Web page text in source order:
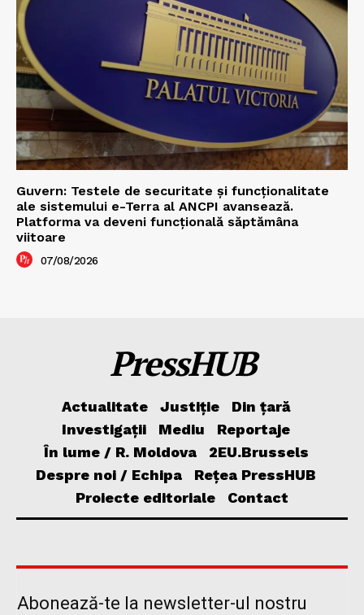
Guvern: Testele de securitate și funcționalitate
ale sistemului e-Terra al ANCPI avansează.
Platforma va deveni funcțională săptămâna
viitoare
07/08/2026
PressHUB
Actualitate Justiție
Din țară
Investigații
Mediu
Reportaje
În lume / R. Moldova
2EU.Brussels
Despre noi / Echipa
Rețea PressHUB
Proiecte editoriale
Contact
Abonează-te la newsletter-ul nostru